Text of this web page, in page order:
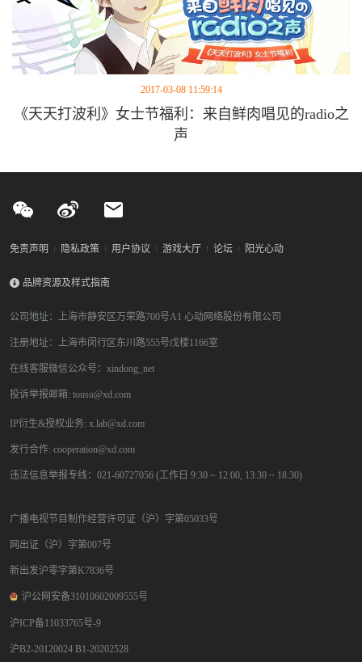
2017-03-08 11:59:14
《天天打波利》女士节福利：来自鲜肉唱见的radio之
声
免责声明 隐私政策 用户协议 游戏大厅 论坛 阳光心动
品牌资源及样式指南
公司地址：上海市静安区万荣路700号A1 心动网络股份有限公司
注册地址：上海市闵行区东川路555号戊楼1166室
在线客服微信公众号：xindong_net
投诉举报邮箱: tousu@xd.com
IP衍生&授权业务: x.lab@xd.com
发行合作: cooperation@xd.com
违法信息举报专线：021-60727056 (工作日 9:30 ~ 12:00, 13:30 ~ 18:30)
广播电视节目制作经营许可证（沪）字第05033号
网出证（沪）字第007号
新出发沪零字第K7836号
沪公网安备31010602009555号
沪ICP备11033765号-9
沪B2-20120024 B1-20202528